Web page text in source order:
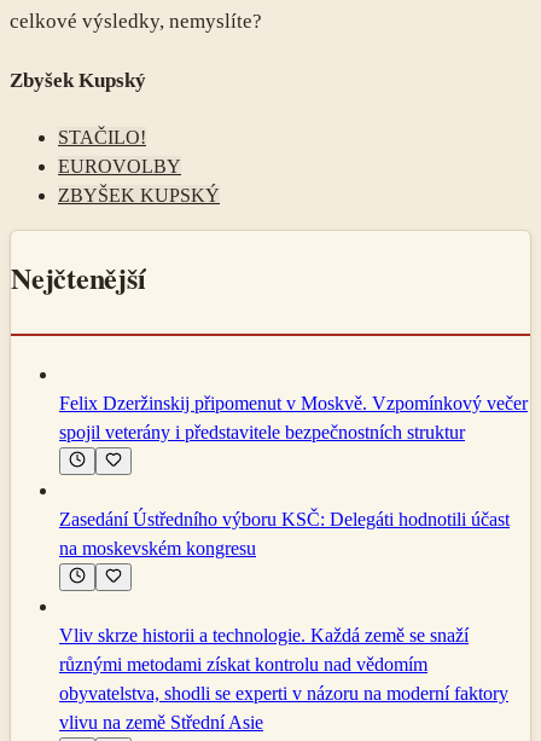
celkové výsledky, nemyslíte?
Zbyšek Kupský
STAČILO!
EUROVOLBY
ZBYŠEK KUPSKÝ
Nejčtenější
Felix Dzeržinskij připomenut v Moskvě. Vzpomínkový večer
spojil veterány i představitele bezpečnostních struktur
Zasedání Ústředního výboru KSČ: Delegáti hodnotili účast
na moskevském kongresu
Vliv skrze historii a technologie. Každá země se snaží
různými metodami získat kontrolu nad vědomím
obyvatelstva, shodli se experti v názoru na moderní faktory
vlivu na země Střední Asie